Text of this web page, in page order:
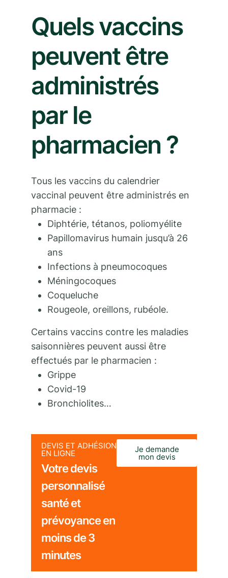
Quels vaccins
peuvent être
administrés
par le
pharmacien ?
Tous les vaccins du calendrier
vaccinal peuvent être administrés en
pharmacie :
Diphtérie, tétanos, poliomyélite
Papillomavirus humain jusqu’à 26
ans
Infections à pneumocoques
Méningocoques
Coqueluche
Rougeole, oreillons, rubéole.
Certains vaccins contre les maladies
saisonnières peuvent aussi être
effectués par le pharmacien :
Grippe
Covid-19
Bronchiolites…
DEVIS ET ADHÉSION
EN LIGNE
Votre devis
personnalisé
santé et
prévoyance en
moins de 3
minutes
Je demande
mon devis